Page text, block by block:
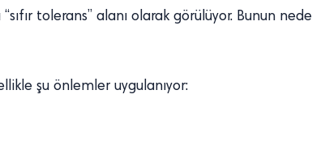
tolerans” alanı olarak görülüyor. Bunun
şu önlemler uygulanıyor: